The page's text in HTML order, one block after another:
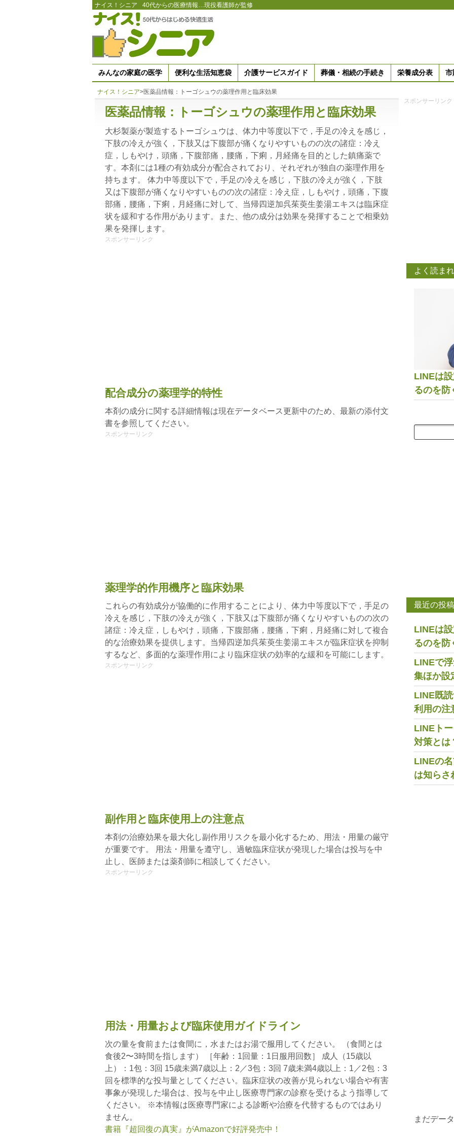
ナイス！シニア 40代からの医療情報…現役看護師が監修
みんなの家庭の医学 便利な生活知恵袋 介護サービスガイド 葬儀・相続の手続き 栄養成分表 市
ナイス！シニア>医薬品情報：トーゴシュウの薬理作用と臨床効果
医薬品情報：トーゴシュウの薬理作用と臨床効果
大杉製薬が製造するトーゴシュウは、体力中等度以下で，手足の冷えを感じ，
下肢の冷えが強く，下肢又は下腹部が痛くなりやすいものの次の諸症：冷え
症，しもやけ，頭痛，下腹部痛，腰痛，下痢，月経痛を目的とした鎮痛薬で
す。本剤には1種の有効成分が配合されており、それぞれが独自の薬理作用を
持ちます。 体力中等度以下で，手足の冷えを感じ，下肢の冷えが強く，下肢
又は下腹部が痛くなりやすいものの次の諸症：冷え症，しもやけ，頭痛，下腹
部痛，腰痛，下痢，月経痛に対して、当帰四逆加呉茱萸生姜湯エキスは臨床症
状を緩和する作用があります。また、他の成分は効果を発揮することで相乗効
果を発揮します。
スポンサーリンク
配合成分の薬理学的特性
本剤の成分に関する詳細情報は現在データベース更新中のため、最新の添付文
書を参照してください。
スポンサーリンク
薬理学的作用機序と臨床効果
これらの有効成分が協働的に作用することにより、体力中等度以下で，手足の
冷えを感じ，下肢の冷えが強く，下肢又は下腹部が痛くなりやすいものの次の
諸症：冷え症，しもやけ，頭痛，下腹部痛，腰痛，下痢，月経痛に対して複合
的な治療効果を提供します。当帰四逆加呉茱萸生姜湯エキスが臨床症状を抑制
するなど、多面的な薬理作用により臨床症状の効率的な緩和を可能にします。
スポンサーリンク
副作用と臨床使用上の注意点
本剤の治療効果を最大化し副作用リスクを最小化するため、用法・用量の厳守
が重要です。 用法・用量を遵守し、過敏臨床症状が発現した場合は投与を中
止し、医師または薬剤師に相談してください。
スポンサーリンク
用法・用量および臨床使用ガイドライン
次の量を食前または食間に，水またはお湯で服用してください。 （食間とは
食後2〜3時間を指します） ［年齢：1回量：1日服用回数］ 成人（15歳以
上）：1包：3回 15歳未満7歳以上：2／3包：3回 7歳未満4歳以上：1／2包：3
回を標準的な投与量としてください。臨床症状の改善が見られない場合や有害
事象が発現した場合は、投与を中止し医療専門家の診察を受けるよう指導して
ください。 ※本情報は医療専門家による診断や治療を代替するものではあり
ません。
書籍『超回復の真実』がAmazonで好評発売中！
スポンサーリンク
よく読ま
LINEは
るのを防
最近の投稿
LINEは
るのを防
LINEで
集ほか設
LINE既
利用の注
LINEト
対策とは
LINEの
は知らさ
まだデー